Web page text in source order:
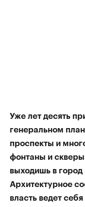
Уже лет десять
генеральном
проспекты и
фонтаны и
выходишь в город
Архитектурное
власть ведет